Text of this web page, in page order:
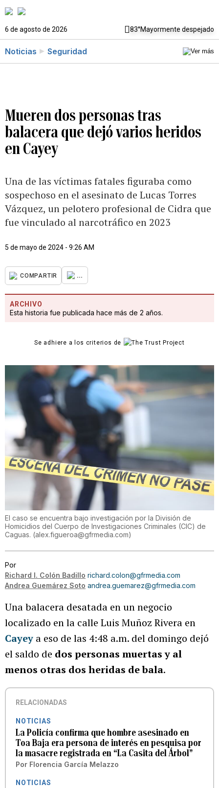
6 de agosto de 2026 83°Mayormente despejado
Noticias Seguridad
Mueren dos personas tras
balacera que dejó varios heridos
en Cayey
Una de las víctimas fatales figuraba como
sospechoso en el asesinato de Lucas Torres
Vázquez, un pelotero profesional de Cidra que
fue vinculado al narcotráfico en 2023
5 de mayo de 2024 - 9:26 AM
COMPARTIR ...
ARCHIVO
Esta historia fue publicada hace más de 2 años.
Se adhiere a los criterios de
El caso se encuentra bajo investigación por la División de
Homicidios del Cuerpo de Investigaciones Criminales (CIC) de
Caguas. (alex.figueroa@gfrmedia.com)
Por
Richard I. Colón Badillo richard.colon@gfrmedia.com
Andrea Guemárez Soto andrea.guemarez@gfrmedia.com
Una balacera desatada en un negocio
localizado en la calle Luis Muñoz Rivera en
Cayey a eso de las 4:48 a.m. del domingo dejó
el saldo de dos personas muertas y al
menos otras dos heridas de bala.
RELACIONADAS
NOTICIAS
La Policía confirma que hombre asesinado en
Toa Baja era persona de interés en pesquisa por
la masacre registrada en “La Casita del Árbol”
Por Florencia García Melazzo
NOTICIAS